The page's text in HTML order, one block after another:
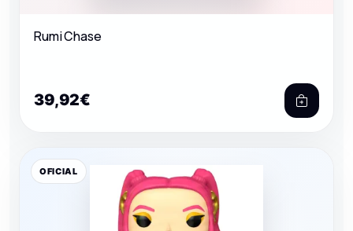
Rumi Chase
39,92€
OFICIAL